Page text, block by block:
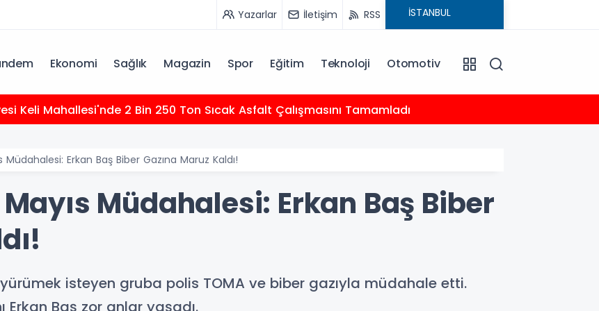
Yazarlar İletişim RSS
Ekonomi Sağlık Magazin Spor Eğitim Teknoloji Otomotiv
Keli Mahallesi'nde 2 Bin 250 Ton Sıcak Asfalt Çalışmasını Tamamladı
Erkan Baş Biber Gazına Maruz Kaldı!
Müdahalesi: Erkan Baş Biber
isteyen gruba polis TOMA ve biber gazıyla müdahale etti.
Erkan Baş zor anlar yaşadı.